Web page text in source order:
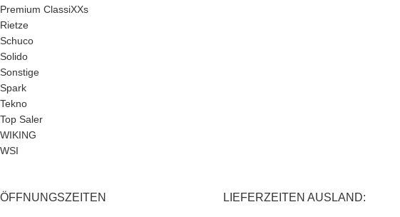
Premium ClassiXXs
Rietze
Schuco
Solido
Sonstige
Spark
Tekno
Top Saler
WIKING
WSI
ÖFFNUNGSZEITEN LIEFERZEITEN AUSLAND: